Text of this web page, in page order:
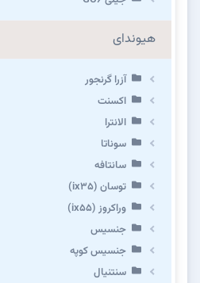
هیوندای
آزرا گرنجور
اکسنت
الانترا
سوناتا
سانتافه
توسان (ix35)
وراکروز (ix55)
جنسیس
جنسیس کوپه
سنتنیال